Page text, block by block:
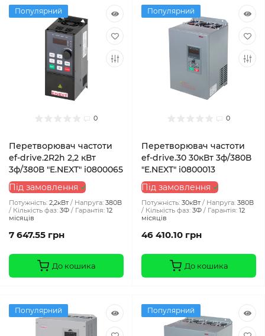
Популярний
0
Перетворювач частоти
ef-drive.2R2h 2,2 кВт
3ф/380В "E.NEXT" i0800065
Під замовлення
Потужність: 2,2кВт Напруга: 380В
Кількість фаз: 3Ф Гарантія: 12
місяців
7 647.55 грн
До кошика
Популярний
0
Перетворювач частоти
ef-drive.30 30кВт 3ф/380В
"E.NEXT" i0800013
Під замовлення
Потужність: 30кВт Напруга: 380В
Кількість фаз: 3Ф Гарантія: 12
місяців
46 410.10 грн
До кошика
Популярний Популярний